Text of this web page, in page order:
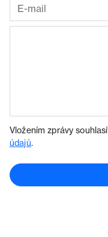
Vložením zprávy
údajů.